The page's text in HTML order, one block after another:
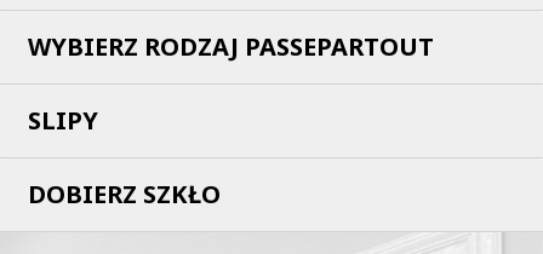
WYBIERZ RODZAJ PASSEPARTOUT
SLIPY
DOBIERZ SZKŁO